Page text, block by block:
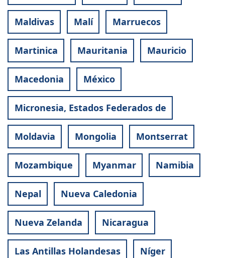
Maldivas Malí Marruecos
Martinica Mauritania Mauricio
Macedonia México
Micronesia, Estados Federados de
Moldavia Mongolia Montserrat
Mozambique Myanmar Namibia
Nepal Nueva Caledonia
Nueva Zelanda Nicaragua
Las Antillas Holandesas Níger